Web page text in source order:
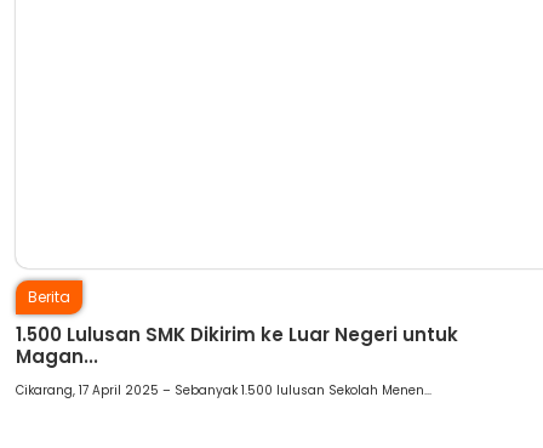
Berita
1.500 Lulusan SMK Dikirim ke Luar Negeri untuk
Magan...
Cikarang, 17 April 2025 – Sebanyak 1.500 lulusan Sekolah Menen...